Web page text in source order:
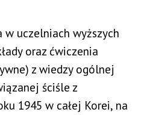
w uczelniach wyższych
oraz ćwiczenia
z wiedzy ogólnej
ściśle z
1945 w całej Korei, na